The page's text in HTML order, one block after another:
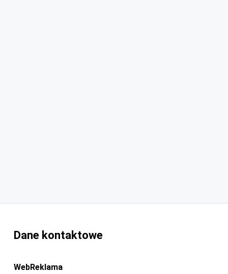
Dane kontaktowe
WebReklama